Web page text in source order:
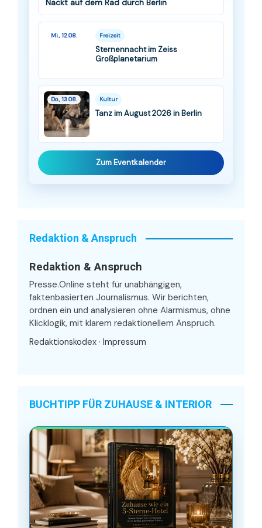
Nackt auf dem Rad durch Berlin
Mi., 12.08. Freizeit
Sternennacht im Zeiss
Großplanetarium
Do., 13.08. Kultur
Tanz im August 2026 in Berlin
Zum Eventkalender
Redaktion & Anspruch
Redaktion & Anspruch
Presse.Online steht für unabhängigen,
faktenbasierten Journalismus. Wir berichten,
ordnen ein und analysieren ohne Alarmismus, ohne
Klicklogik, mit klarem redaktionellem Anspruch.
Redaktionskodex · Impressum
BUCHTIPP FÜR ZUHAUSE & INTERIOR